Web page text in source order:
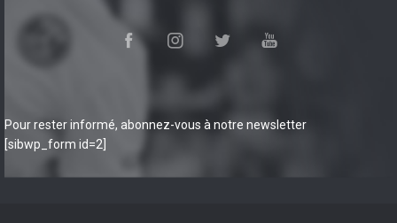
Pour rester informé, abonnez-vous à notre newsletter
[sibwp_form id=2]